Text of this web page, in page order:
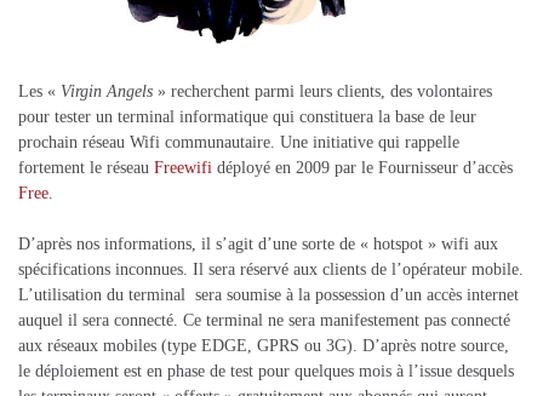
Les « Virgin Angels » recherchent parmi leurs clients, des volontaires
pour tester un terminal informatique qui constituera la base de leur
prochain réseau Wifi communautaire. Une initiative qui rappelle
fortement le réseau Freewifi déployé en 2009 par le Fournisseur d’accès
Free
D’après nos informations, il s’agit d’une sorte de « hotspot » wifi aux
spécifications inconnues. Il sera réservé aux clients de l’opérateur mobile.
L’utilisation du terminal sera soumise à la possession d’un accès internet
auquel il sera connecté. Ce terminal ne sera manifestement pas connecté
aux réseaux mobiles (type EDGE, GPRS ou 3G). D’après notre source,
le déploiement est en phase de test pour quelques mois à l’issue desquels